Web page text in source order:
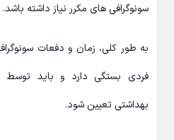
سونوگرافی های مکرر نیاز داشته باشد.
به طور کلی، زمان و دفعات
فردی بستگی دارد و باید
بهداشتی تعیین شود.